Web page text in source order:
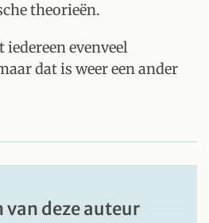
theorieën.
evenveel
dat is weer een ander
deze auteur